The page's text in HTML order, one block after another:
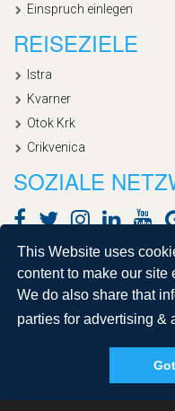
This Website uses
content to make our site
We do also share that
parties for advertising &
Einspruch einlegen
REISEZIELE
Istra
Kvarner
Otok Krk
Crikvenica
SOZIALE
Copyright © 2020,